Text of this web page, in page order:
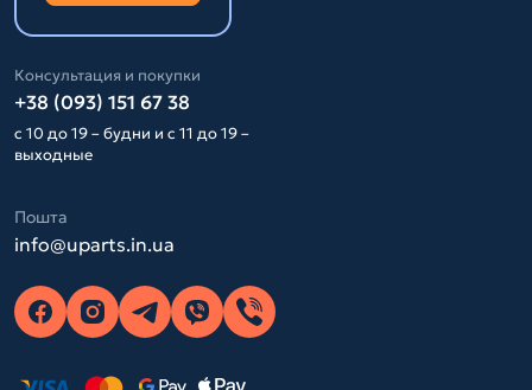
Консультация и покупки
+38 (093) 151 67 38
с 10 до 19 – будни и с 11 до 19 –
выходные
Пошта
info@uparts.in.ua